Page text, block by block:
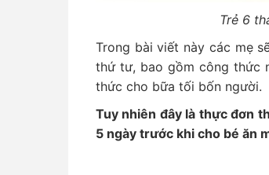
Trẻ 6
Trong bài viết này các mẹ
thứ tư, bao gồm công thức
thức cho bữa tối bốn người.
Tuy nhiên đây là thực đơn
5 ngày trước khi cho bé ăn